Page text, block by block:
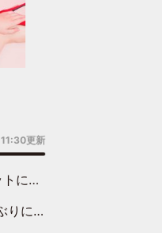
11:30更新
も表情も完璧」
がさえわたる